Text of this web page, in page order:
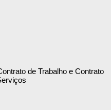
de Trabalho e Contrato